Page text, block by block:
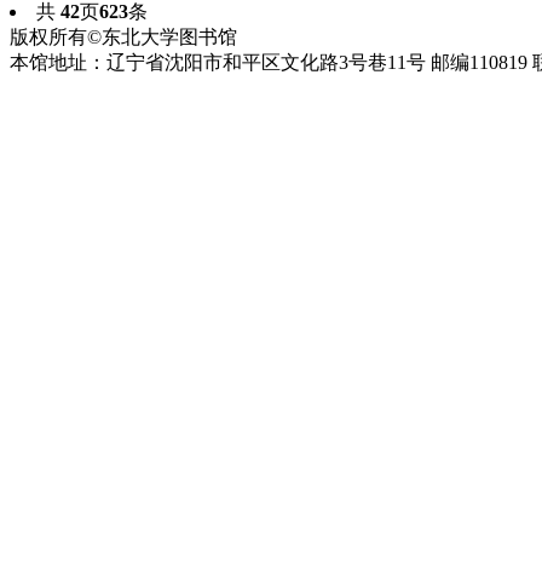
共 42页623条
版权所有©东北大学图书馆
本馆地址：辽宁省沈阳市和平区文化路3号巷11号 邮编110819